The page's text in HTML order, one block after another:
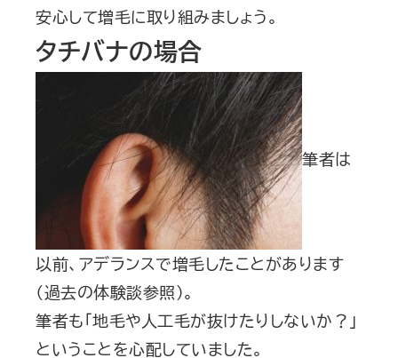
安心して増毛に取り組みましょう。
タチバナの場合
筆者は
以前、アデランスで増毛したことがあります
（過去の体験談参照）。
筆者も「地毛や人工毛が抜けたりしないか？」
ということを心配していました。